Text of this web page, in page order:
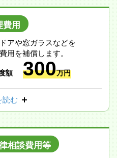
費用
アや窓ガラスなどを
用を補償します。
額 300万円
読む
相談費用等